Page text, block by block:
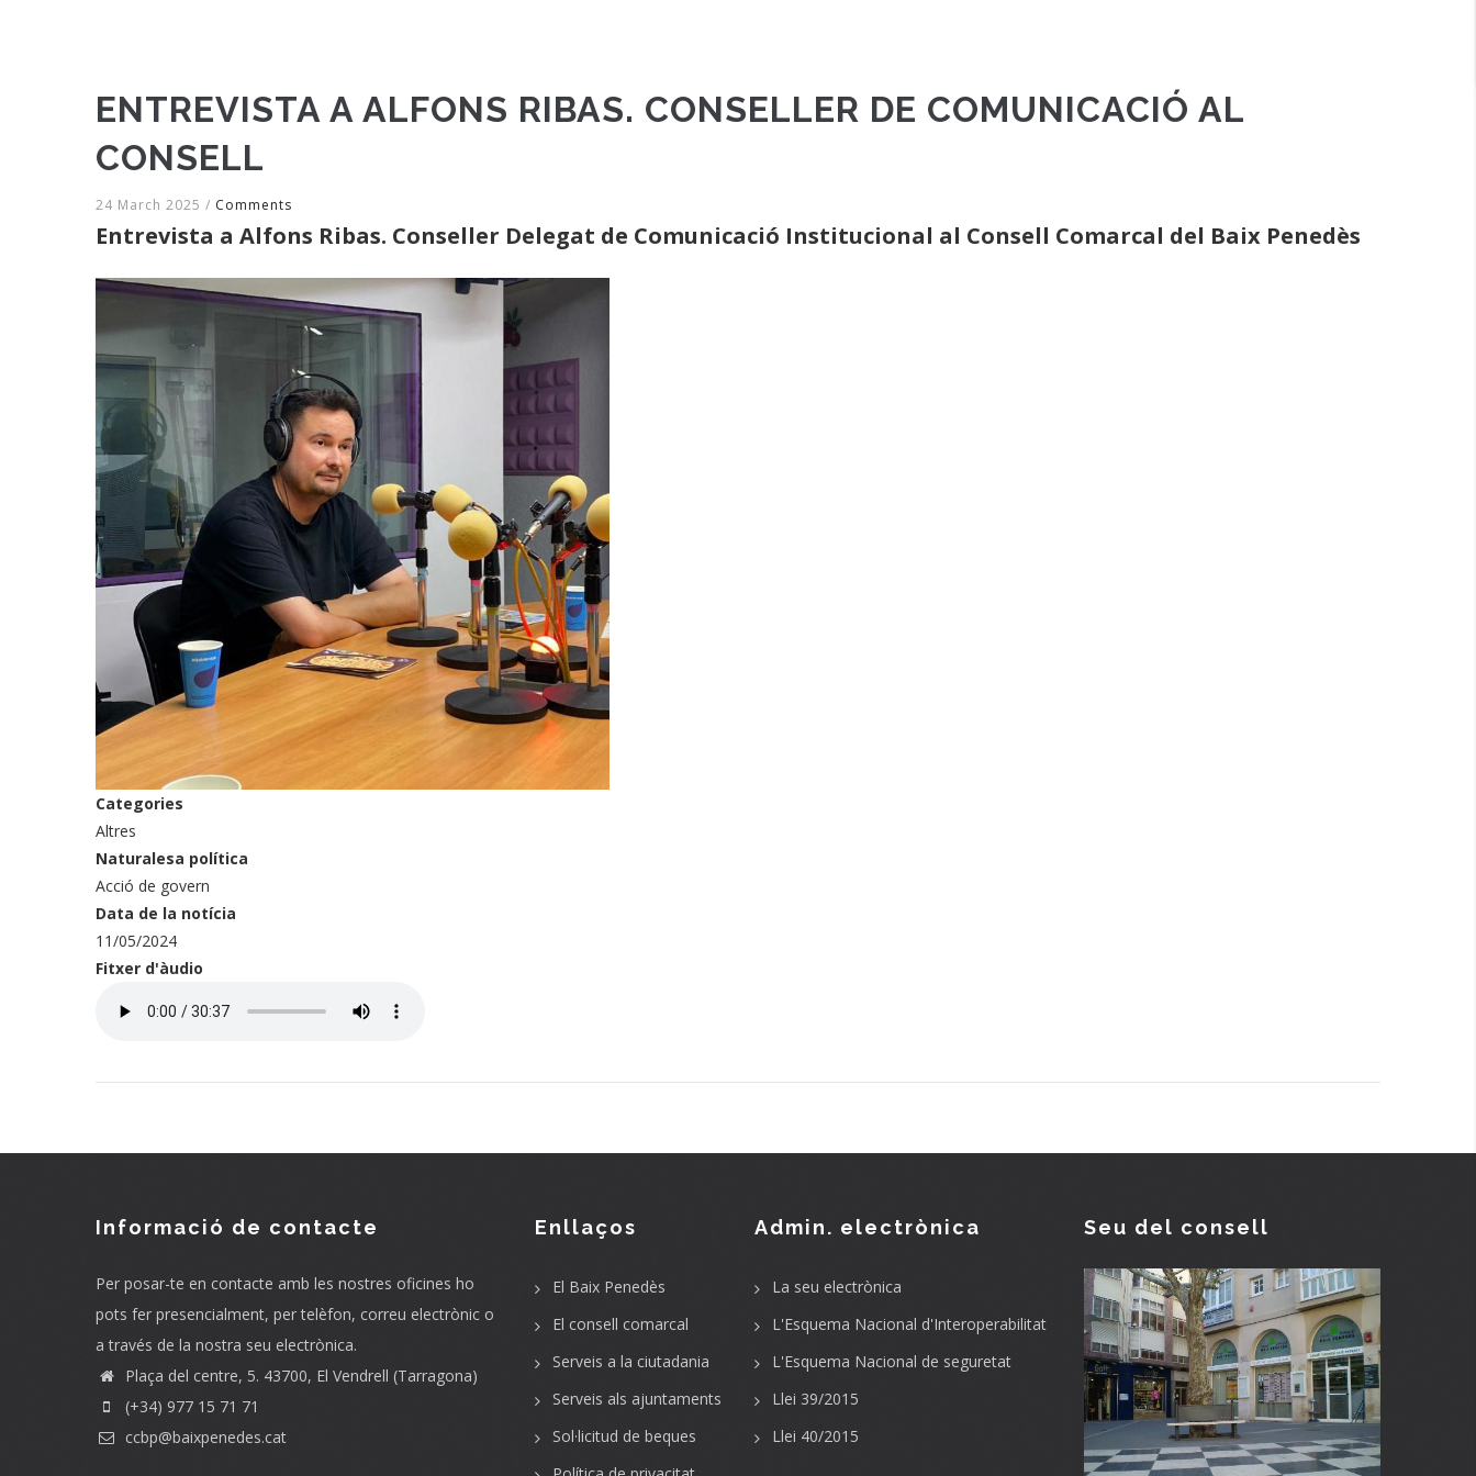
ENTREVISTA A ALFONS RIBAS. CONSELLER DE COMUNICACIÓ AL
CONSELL
24 March 2025 / Comments
Entrevista a Alfons Ribas. Conseller Delegat de Comunicació Institucional al Consell Comarcal del Baix Penedès
Categories
Altres
Naturalesa política
Acció de govern
Data de la notícia
11/05/2024
Fitxer d'àudio
file
Informació de contacte
Per posar-te en contacte amb les nostres oficines ho
pots fer presencialment, per telèfon, correu electrònic o
a través de la nostra seu electrònica.
Plaça del centre, 5. 43700, El Vendrell (Tarragona)
(+34) 977 15 71 71
ccbp@baixpenedes.cat
Enllaços
El Baix Penedès
El consell comarcal
Serveis a la ciutadania
Serveis als ajuntaments
Sol·licitud de beques
Admin. electrònica
La seu electrònica
L'Esquema Nacional d'Interoperabilitat
L'Esquema Nacional de seguretat
Llei 39/2015
Llei 40/2015
Seu del consell